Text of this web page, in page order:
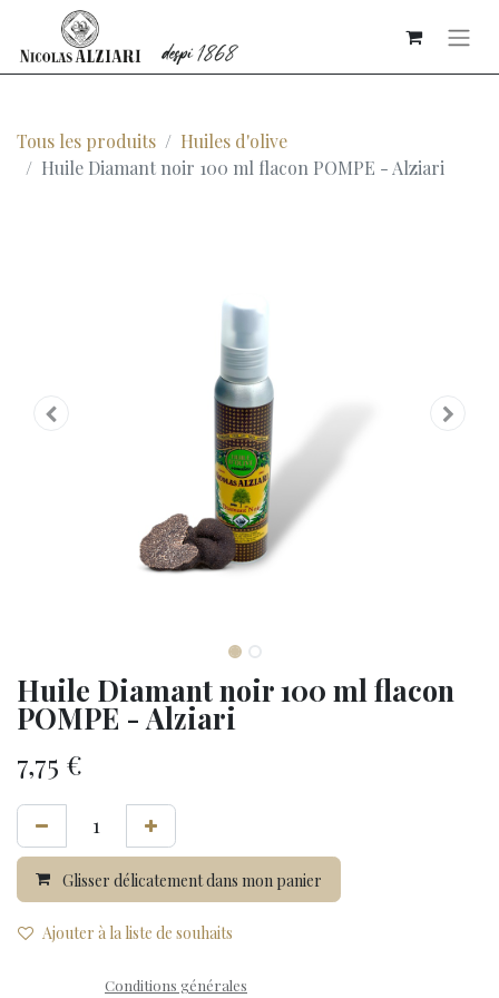
Tous les produits
Huiles d'olive
Huile Diamant noir 100 ml flacon POMPE - Alziari
Huile Diamant noir 100 ml flacon
POMPE - Alziari
7,75 €
Glisser délicatement dans mon panier
Ajouter à la liste de souhaits
Conditions générales